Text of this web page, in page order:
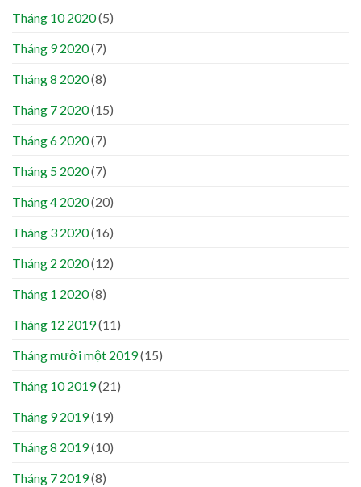
Tháng 10 2020(5)
Tháng 9 2020(7)
Tháng 8 2020(8)
Tháng 7 2020(15)
Tháng 6 2020(7)
Tháng 5 2020(7)
Tháng 4 2020(20)
Tháng 3 2020(16)
Tháng 2 2020(12)
Tháng 1 2020(8)
Tháng 12 2019(11)
Tháng mười một 2019(15)
Tháng 10 2019(21)
Tháng 9 2019(19)
Tháng 8 2019(10)
Tháng 7 2019(8)